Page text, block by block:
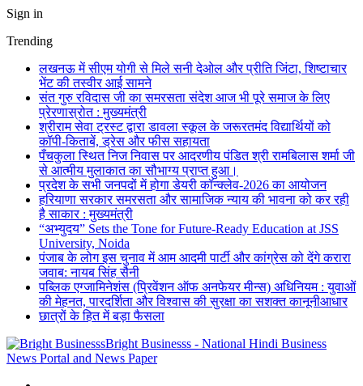
Sign in
Trending
लखनऊ में सीएम योगी से मिले सनी देओल और प्रीति जिंटा, शिष्टाचार
भेंट की तस्वीर आई सामने
संत गुरु रविदास जी का समरसता संदेश आज भी पूरे समाज के लिए
प्रेरणास्रोत : मुख्यमंत्री
श्रीराम सेवा ट्रस्ट द्वारा डावला स्कूल के जरूरतमंद विद्यार्थियों को
कॉपी-किताबें, ड्रेस और फीस सहायता
पँचकुला स्थित निज निवास पर आदरणीय पंडित श्री रामबिलास शर्मा जी
से आत्मीय मुलाकात का सौभाग्य प्राप्त हुआ।
प्रदेश के सभी जनपदों में होगा डेयरी कॉन्क्लेव-2026 का आयोजन
हरियाणा सरकार समरसता और सामाजिक न्याय की भावना को कर रही
है साकार : मुख्यमंत्री
“अभ्युदय” Sets the Tone for Future-Ready Education at JSS
University, Noida
पंजाब के लोग इस चुनाव में आम आदमी पार्टी और कांग्रेस को देंगे करारा
जवाब: नायब सिंह सैनी
पब्लिक एग्जामिनेशंस (प्रिवेंशन ऑफ अनफेयर मीन्स) अधिनियम : युवाओं
की मेहनत, पारदर्शिता और विश्वास की सुरक्षा का सशक्त कानूनीआधार
छात्रों के हित में बड़ा फैसला
Bright Businesss - National Hindi Business
News Portal and News Paper